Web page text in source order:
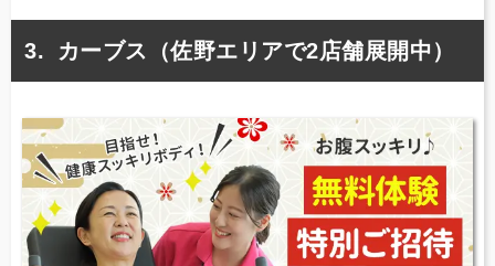
カーブス（佐野エリアで2店舗展開中）